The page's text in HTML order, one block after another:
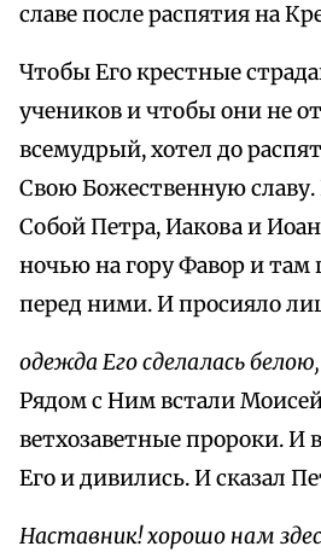
славе после распятия на
Чтобы Его крестные
учеников и чтобы они не
всемудрый, хотел до
Свою Божественную славу.
Собой Петра, Иакова и
ночью на гору Фавор и там
перед ними. И просияло
одежда Его сделалась
Рядом с Ним встали
ветхозаветные пророки. И
Его и дивились. И сказал
Наставник! хорошо нам